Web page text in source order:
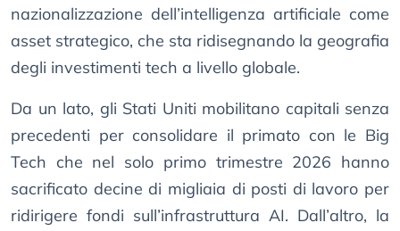
nazionalizzazione dell’intelligenza artificiale come
asset strategico, che sta ridisegnando la geografia
degli investimenti tech a livello globale.
Da un lato, gli Stati Uniti mobilitano capitali senza
precedenti per consolidare il primato con le Big
Tech che nel solo primo trimestre 2026 hanno
sacrificato decine di migliaia di posti di lavoro per
ridirigere fondi sull’infrastruttura AI. Dall’altro, la